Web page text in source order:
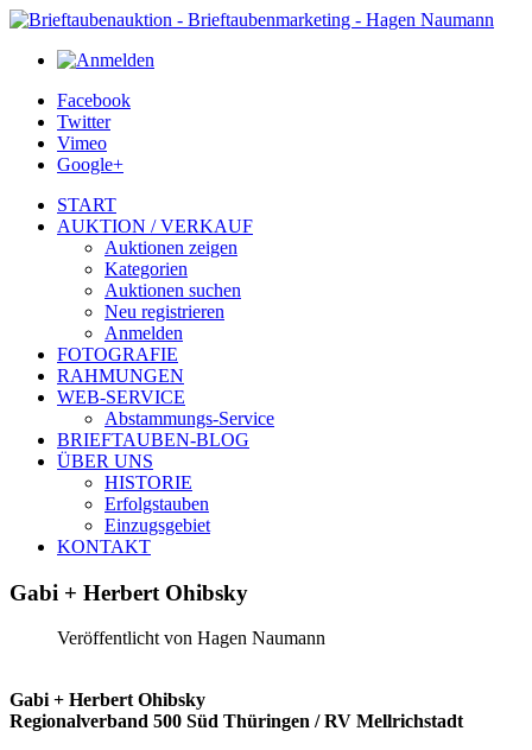
Facebook
Twitter
Vimeo
Google+
START
AUKTION / VERKAUF
Auktionen zeigen
Kategorien
Auktionen suchen
Neu registrieren
Anmelden
FOTOGRAFIE
RAHMUNGEN
WEB-SERVICE
Abstammungs-Service
BRIEFTAUBEN-BLOG
ÜBER UNS
HISTORIE
Erfolgstauben
Einzugsgebiet
KONTAKT
Gabi + Herbert Ohibsky
Veröffentlicht von Hagen Naumann
Gabi + Herbert Ohibsky
Regionalverband 500 Süd Thüringen / RV Mellrichstadt